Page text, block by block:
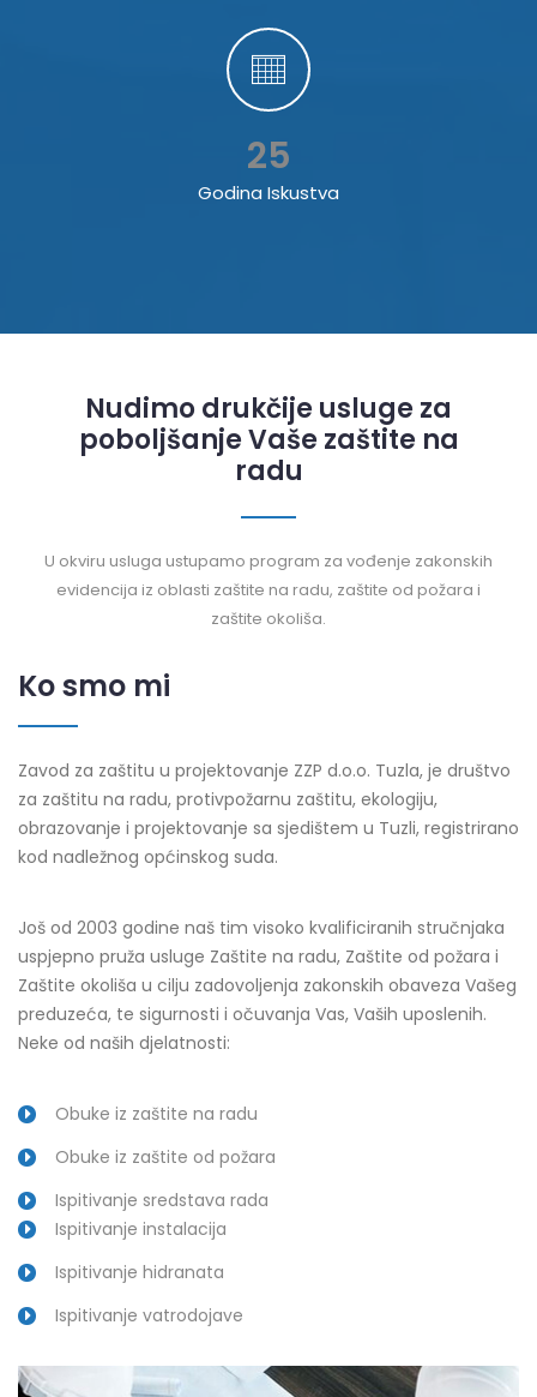
25
Godina Iskustva
Nudimo drukčije usluge za
poboljšanje Vaše zaštite na
radu
U okviru usluga ustupamo program za vođenje zakonskih
evidencija iz oblasti zaštite na radu, zaštite od požara i
zaštite okoliša.
Ko smo mi
Zavod za zaštitu u projektovanje ZZP d.o.o. Tuzla, je društvo
za zaštitu na radu, protivpožarnu zaštitu, ekologiju,
obrazovanje i projektovanje sa sjedištem u Tuzli, registrirano
kod nadležnog općinskog suda.
Još od 2003 godine naš tim visoko kvalificiranih stručnjaka
uspjepno pruža usluge Zaštite na radu, Zaštite od požara i
Zaštite okoliša u cilju zadovoljenja zakonskih obaveza Vašeg
preduzeća, te sigurnosti i očuvanja Vas, Vaših uposlenih.
Neke od naših djelatnosti:
Obuke iz zaštite na radu
Obuke iz zaštite od požara
Ispitivanje sredstava rada
Ispitivanje instalacija
Ispitivanje hidranata
Ispitivanje vatrodojave